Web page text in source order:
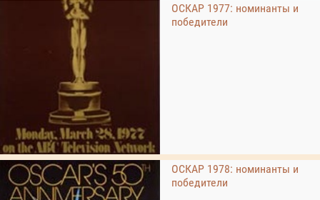
ОСКАР 1977: номинанты и
победители
ОСКАР 1978: номинанты и
победители